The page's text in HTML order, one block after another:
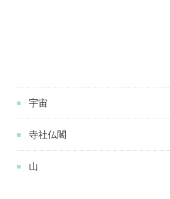
宇宙
寺社仏閣
山